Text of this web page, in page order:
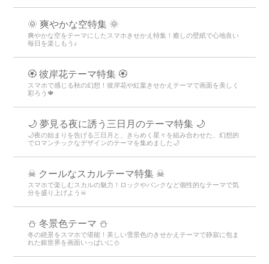
🌞 爽やかな空特集 🌞
爽やかな空をテーマにしたスマホきせかえ特集！癒しの壁紙で心地良い
毎日を楽しもう♪
🏵 彼岸花テーマ特集 🏵
スマホで感じる秋の幻想！彼岸花や紅葉きせかえテーマで画面を美しく
彩ろう🍁
🌙 夢見る夜に誘う三日月のテーマ特集 🌙
🌙夜の始まりを告げる三日月と、きらめく星々を組み合わせた、幻想的
でロマンチックなデザインのテーマを集めました🌙
☠ クールなスカルテーマ特集 ☠
スマホで楽しむスカルの魅力！ロックやパンクなど個性的なテーマで気
分を盛り上げよう☠
⛄️ 冬景色テーマ ⛄️
冬の絶景をスマホで堪能！美しい雪景色のきせかえテーマで静寂に包ま
れた銀世界を画面いっぱいに⛄️